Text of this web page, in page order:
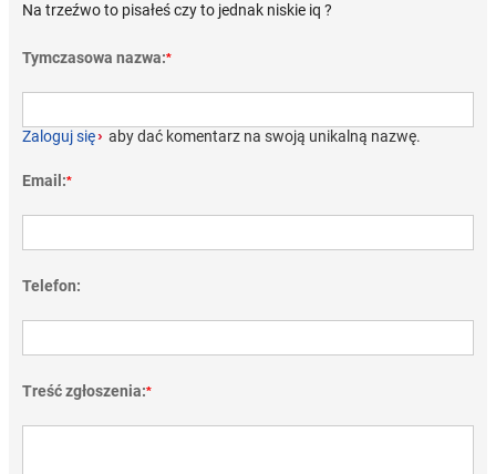
Na trzeźwo to pisałeś czy to jednak niskie iq ?
Tymczasowa nazwa:*
Zaloguj się› aby dać komentarz na swoją unikalną nazwę.
Email:*
Telefon:
Treść zgłoszenia:*